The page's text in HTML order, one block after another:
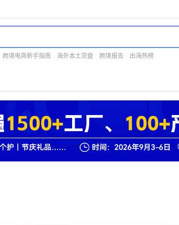
跨境电商新手指南 海外本土货盘 跨境报告 出海热榜